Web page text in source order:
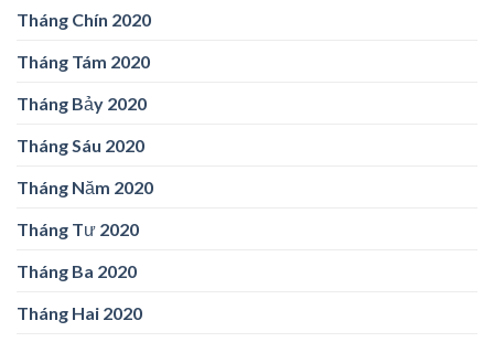
Tháng Chín 2020
Tháng Tám 2020
Tháng Bảy 2020
Tháng Sáu 2020
Tháng Năm 2020
Tháng Tư 2020
Tháng Ba 2020
Tháng Hai 2020